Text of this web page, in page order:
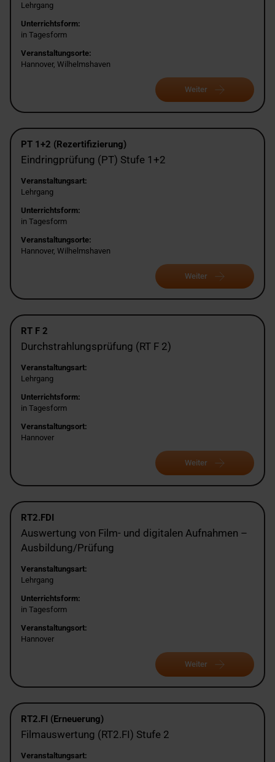
Lehrgang
Unterrichtsform:
in Tagesform
Veranstaltungsorte:
Hannover, Wilhelmshaven
Weiter
PT 1+2 (Rezertifizierung)
Eindringprüfung (PT) Stufe 1+2
Veranstaltungsart:
Lehrgang
Unterrichtsform:
in Tagesform
Veranstaltungsorte:
Hannover, Wilhelmshaven
Weiter
RT F 2
Durchstrahlungsprüfung (RT F 2)
Veranstaltungsart:
Lehrgang
Unterrichtsform:
in Tagesform
Veranstaltungsort:
Hannover
Weiter
RT2.FDI
Auswertung von Film- und digitalen Aufnahmen –
Ausbildung/Prüfung
Veranstaltungsart:
Lehrgang
Unterrichtsform:
in Tagesform
Veranstaltungsort:
Hannover
Weiter
RT2.FI (Erneuerung)
Filmauswertung (RT2.FI) Stufe 2
Veranstaltungsart: